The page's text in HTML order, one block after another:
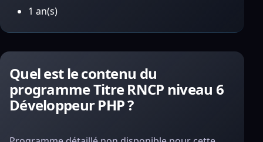
1 an(s)
Quel est le contenu du
programme Titre RNCP niveau 6
Développeur PHP ?